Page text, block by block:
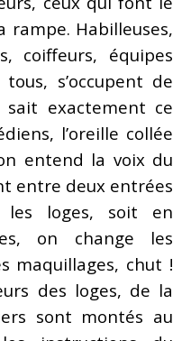
rampe. Habilleuses,
coiffeurs, équipes
s’occupent de
sait exactement ce
l’oreille collée
entend la voix du
entre deux entrées
les loges, soit en
on change les
maquillages, chut !
des loges, de la
sont montés au